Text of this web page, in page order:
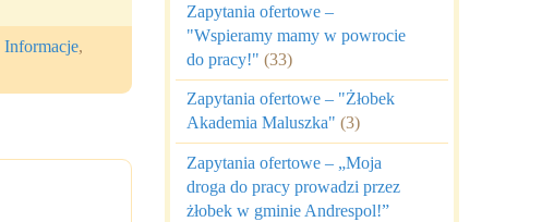
Informacje,
Zapytania ofertowe –
"Wspieramy mamy w powrocie
do pracy!" (33)
Zapytania ofertowe – "Żłobek
Akademia Maluszka" (3)
Zapytania ofertowe – „Moja
droga do pracy prowadzi przez
żłobek w gminie Andrespol!”